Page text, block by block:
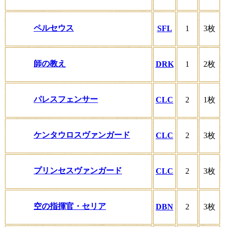
ペルセウス SFL 1 3枚
師の教え DRK 1 2枚
パレスフェンサー CLC 2 1枚
ケンタウロスヴァンガード CLC 2 3枚
プリンセスヴァンガード CLC 2 3枚
空の指揮官・セリア DBN 2 3枚